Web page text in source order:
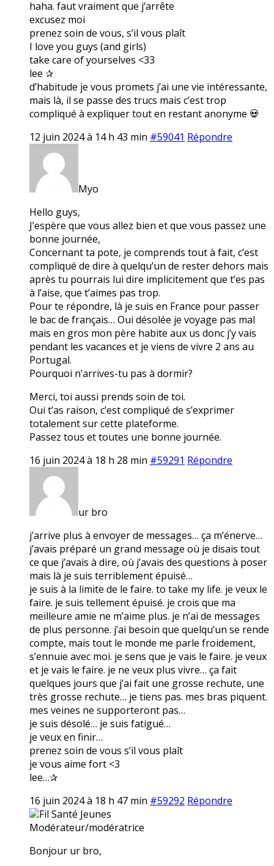
haha. faut vraiment que j’arrête
excusez moi
prenez soin de vous, s’il vous plaît
I love you guys (and girls)
take care of yourselves <33
lee ✰
d’habitude je vous promets j’ai une vie intéressante,
mais là, il se passe des trucs mais c’est trop
compliqué à expliquer tout en restant anonyme 💀
12 juin 2024 à 14 h 43 min #59041 Répondre
Myo
Hello guys,
J’espère que vous allez bien et que vous passez une
bonne journée,
Concernant ta pote, je comprends tout à fait, c’est
compliqué de dire à quelqu’un de rester dehors mais
après tu pourrais lui dire implicitement que t’es pas
à l’aise, que t’aimes pas trop.
Pour te répondre, là je suis en France pour passer
le bac de français… Oui désolée je voyage pas mal
mais en gros mon père habite aux us donc j’y vais
pendant les vacances et je viens de vivre 2 ans au
Portugal.
Pourquoi n’arrives-tu pas à dormir?
Merci, toi aussi prends soin de toi.
Oui t’as raison, c’est compliqué de s’exprimer
totalement sur cette plateforme.
Passez tous et toutes une bonne journée.
16 juin 2024 à 18 h 28 min #59291 Répondre
ur bro
j’arrive plus à envoyer de messages… ça m’énerve…
j’avais préparé un grand message où je disais tout
ce que j’avais à dire, où j’avais des questions à poser
mais là je suis terriblement épuisé…
je suis à la limite de le faire. to take my life. je veux le
faire. je suis tellement épuisé. je crois que ma
meilleure amie ne m’aime plus. je n’ai de messages
de plus personne. j’ai besoin que quelqu’un se rende
compte, mais tout le monde me parle froidement,
s’ennuie avec moi. je sens que je vais le faire. je veux
et je vais le faire. je ne veux plus vivre… ça fait
quelques jours que j’ai fait une grosse rechute, une
très grosse rechute… je tiens pas. mes bras piquent.
mes veines ne supporteront pas…
je suis désolé… je suis fatigué…
je veux en finir…
prenez soin de vous s’il vous plaît
je vous aime fort <3
lee…✰
16 juin 2024 à 18 h 47 min #59292 Répondre
Fil Santé Jeunes
Modérateur/modératrice
Bonjour ur bro,